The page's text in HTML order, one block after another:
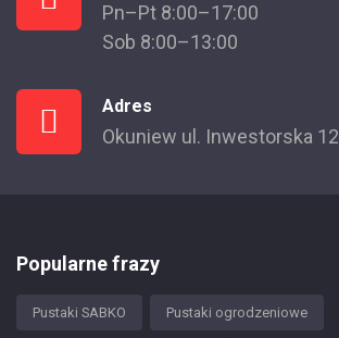
Pn–Pt 8:00–17:00
Sob 8:00–13:00
Adres
Okuniew ul. Inwestorska 12
Popularne frazy
Pustaki SABKO Pustaki ogrodzeniowe